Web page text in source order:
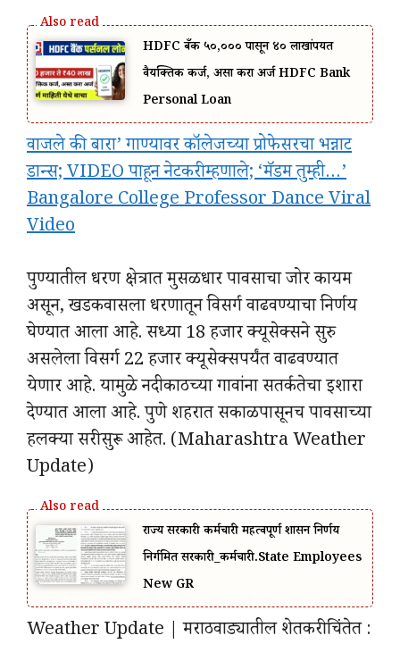
HDFC बँक ₹५०,००० पासून ₹४० लाखांपर्यंत
वैयक्तिक कर्ज, असा करा अर्ज HDFC Bank
Personal Loan
वाजले की बारा’ गाण्यावर कॉलेजच्या प्रोफेसरचा भन्नाट
डान्स; VIDEO पाहून नेटकरी म्हणाले; ‘मॅडम तुम्ही…’
Bangalore College Professor Dance Viral
Video
पुण्यातील धरण क्षेत्रात मुसळधार पावसाचा जोर कायम
असून, खडकवासला धरणातून विसर्ग वाढवण्याचा निर्णय
घेण्यात आला आहे. सध्या 18 हजार क्यूसेक्सने सुरु
असलेला विसर्ग 22 हजार क्यूसेक्सपर्यंत वाढवण्यात
येणार आहे. यामुळे नदीकाठच्या गावांना सतर्कतेचा इशारा
देण्यात आला आहे. पुणे शहरात सकाळपासूनच पावसाच्या
हलक्या सरी सुरू आहेत. (Maharashtra Weather
Update)
राज्य सरकारी कर्मचारी महत्वपूर्ण शासन निर्णय
निर्गमित सरकारी_कर्मचारी.State Employees
New GR
Weather Update | मराठवाड्यातील शेतकरी चिंतेत :